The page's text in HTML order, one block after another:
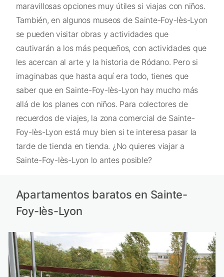
maravillosas opciones muy útiles si viajas con niños.
También, en algunos museos de Sainte-Foy-lès-Lyon
se pueden visitar obras y actividades que
cautivarán a los más pequeños, con actividades que
les acercan al arte y la historia de Ródano. Pero si
imaginabas que hasta aquí era todo, tienes que
saber que en Sainte-Foy-lès-Lyon hay mucho más
allá de los planes con niños. Para colectores de
recuerdos de viajes, la zona comercial de Sainte-
Foy-lès-Lyon está muy bien si te interesa pasar la
tarde de tienda en tienda. ¿No quieres viajar a
Sainte-Foy-lès-Lyon lo antes posible?
Apartamentos baratos en Sainte-
Foy-lès-Lyon